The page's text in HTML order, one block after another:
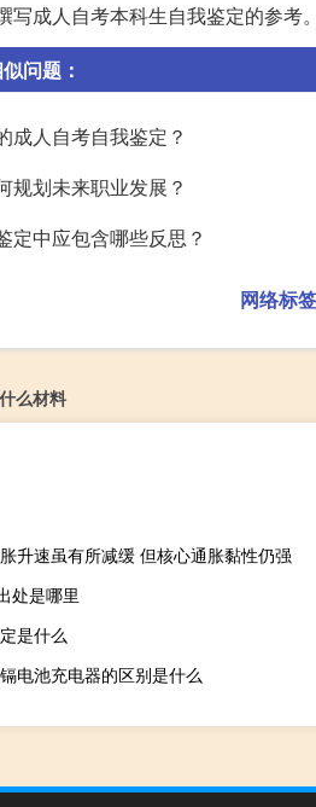
写成人自考本科生自我鉴定的参考。
问题：
成人自考自我鉴定？
规划未来职业发展？
定中应包含哪些反思？
网络标
么材料
升速虽有所减缓 但核心通胀黏性仍强
处是哪里
是什么
电池充电器的区别是什么